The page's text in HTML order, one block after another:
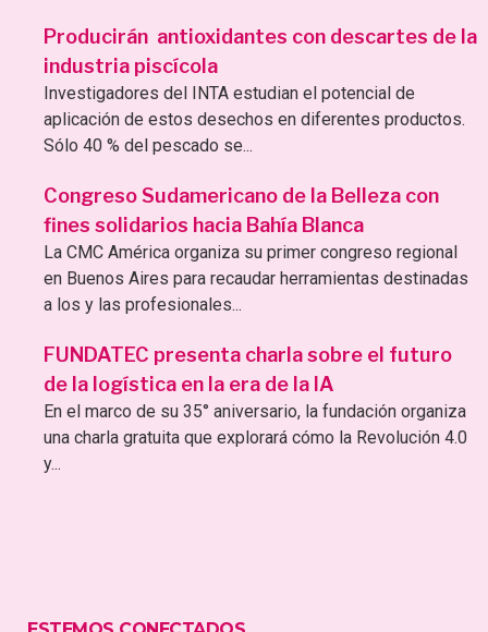
Producirán antioxidantes con descartes de la
industria piscícola
Investigadores del INTA estudian el potencial de
aplicación de estos desechos en diferentes productos.
Sólo 40 % del pescado se...
Congreso Sudamericano de la Belleza con
fines solidarios hacia Bahía Blanca
La CMC América organiza su primer congreso regional
en Buenos Aires para recaudar herramientas destinadas
a los y las profesionales...
FUNDATEC presenta charla sobre el futuro
de la logística en la era de la IA
En el marco de su 35° aniversario, la fundación organiza
una charla gratuita que explorará cómo la Revolución 4.0
y...